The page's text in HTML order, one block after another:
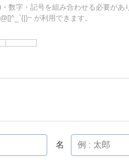
数字・記号を組み合わせる必要があ
が利用できます。
名